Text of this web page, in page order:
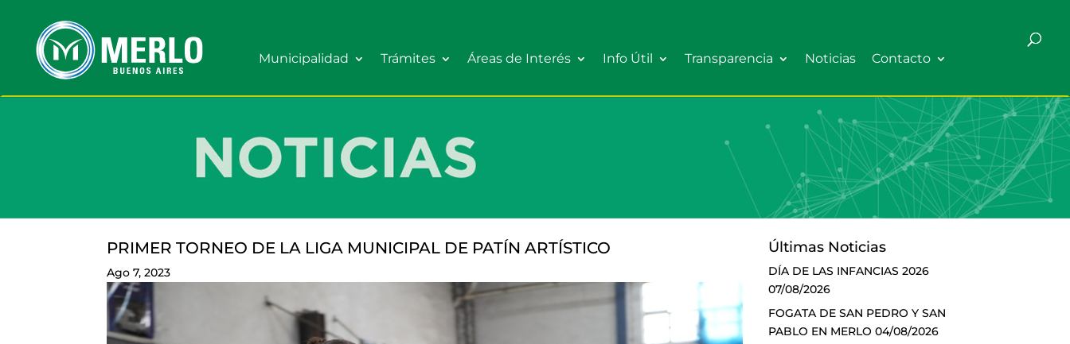
Municipalidad Trámites Áreas de Interés Info Útil Transparencia Noticias Contacto
PRIMER TORNEO DE LA LIGA MUNICIPAL DE PATÍN ARTÍSTICO
Ago 7, 2023
Últimas Noticias
DÍA DE LAS INFANCIAS 2026
07/08/2026
FOGATA DE SAN PEDRO Y SAN
PABLO EN MERLO 04/08/2026